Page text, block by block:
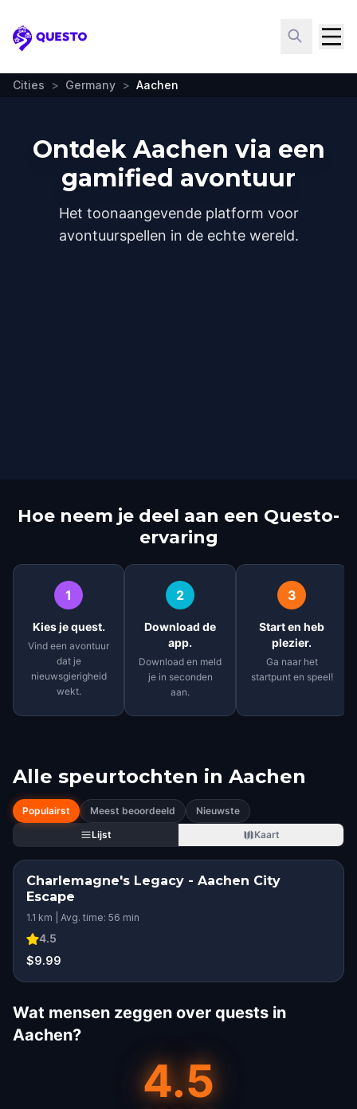
Questo
Cities > Germany > Aachen
Ontdek Aachen via een
gamified avontuur
Het toonaangevende platform voor
avontuurspellen in de echte wereld.
Hoe neem je deel aan een Questo-
ervaring
1
Kies je quest.
Vind een avontuur
dat je
nieuwsgierigheid
wekt.
2
Download de
app.
Download en meld
je in seconden
aan.
3
Start en heb
plezier.
Ga naar het
startpunt en speel!
Alle speurtochten in Aachen
Populairst Meest beoordeeld
Nieuwste
Lijst
Kaart
Charlemagne's Legacy - Aachen City
Escape
1.1 km | Avg. time: 56 min
4.5
$9.99
Wat mensen zeggen over quests in
Aachen?
4.5